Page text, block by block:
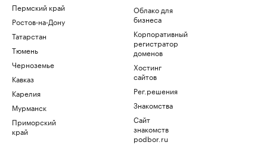
Пермский край
Ростов-на-Дону
Татарстан
Тюмень
Черноземье
Кавказ
Карелия
Мурманск
Приморский
край
Облако для
бизнеса
Корпоративный
регистратор
доменов
Хостинг
сайтов
Рег.решения
Знакомства
Сайт
знакомств
podbor.ru